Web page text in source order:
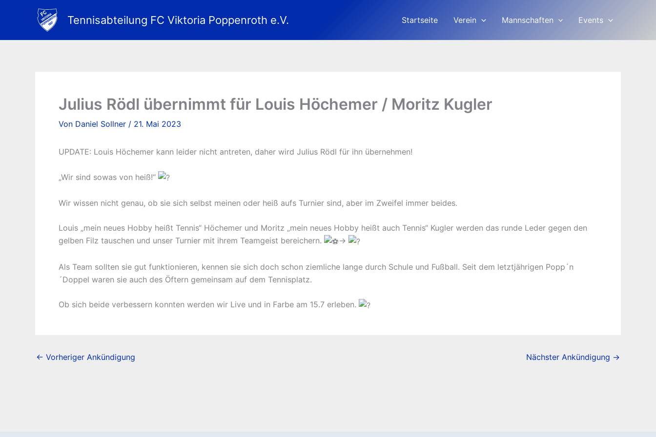
Tennisabteilung FC Viktoria Poppenroth e.V. Startseite Verein Mannschaften Events
Julius Rödl übernimmt für Louis Höchemer / Moritz Kugler
Von Daniel Sollner / 21. Mai 2023
UPDATE: Louis Höchemer kann leider nicht antreten, daher wird Julius Rödl für ihn übernehmen!
„Wir sind sowas von heiß!“
Wir wissen nicht genau, ob sie sich selbst meinen oder heiß aufs Turnier sind, aber im Zweifel immer beides.
Louis „mein neues Hobby heißt Tennis“ Höchemer und Moritz „mein neues Hobby heißt auch Tennis“ Kugler werden das runde Leder gegen den
gelben Filz tauschen und unser Turnier mit ihrem Teamgeist bereichern.
->
Als Team sollten sie gut funktionieren, kennen sie sich doch schon ziemliche lange durch Schule und Fußball. Seit dem letztjährigen Popp´n
´Doppel waren sie auch des Öftern gemeinsam auf dem Tennisplatz.
Ob sich beide verbessern konnten werden wir Live und in Farbe am 15.7 erleben.
← Vorheriger Ankündigung Nächster Ankündigung →